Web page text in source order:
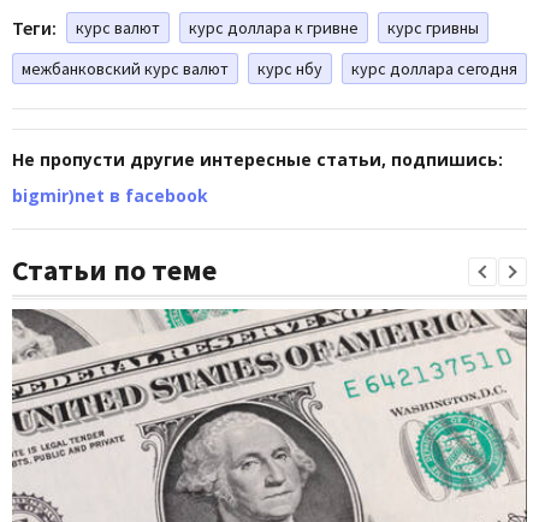
Теги: курс валют курс доллара к гривне
курс гривны
межбанковский курс валют
курс нбу курс доллара сегодня
Не пропусти другие интересные статьи, подпишись:
bigmir)net в facebook
Статьи по теме